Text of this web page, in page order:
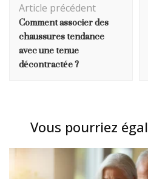
d'article
Article précédent
Comment associer des
chaussures tendance
avec une tenue
décontractée ?
Vous pourriez